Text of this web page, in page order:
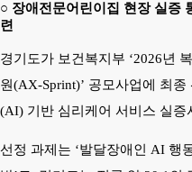
○ 장애전문어린이집 현장 실증
련
경기도가 보건복지부 ‘2026년
원(AX-Sprint)’ 공모사업에 최종
(AI) 기반 심리케어 서비스 실증
선정 과제는 ‘발달장애인 AI 행